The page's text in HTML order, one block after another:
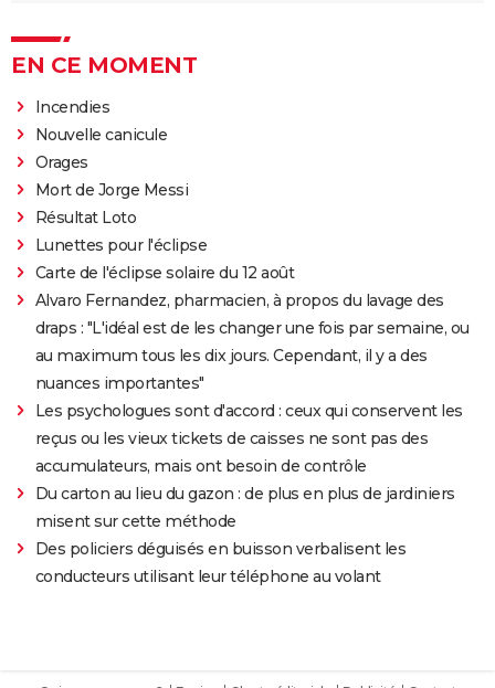
EN CE MOMENT
Incendies
Nouvelle canicule
Orages
Mort de Jorge Messi
Résultat Loto
Lunettes pour l'éclipse
Carte de l'éclipse solaire du 12 août
Alvaro Fernandez, pharmacien, à propos du lavage des
draps : "L'idéal est de les changer une fois par semaine, ou
au maximum tous les dix jours. Cependant, il y a des
nuances importantes"
Les psychologues sont d'accord : ceux qui conservent les
reçus ou les vieux tickets de caisses ne sont pas des
accumulateurs, mais ont besoin de contrôle
Du carton au lieu du gazon : de plus en plus de jardiniers
misent sur cette méthode
Des policiers déguisés en buisson verbalisent les
conducteurs utilisant leur téléphone au volant